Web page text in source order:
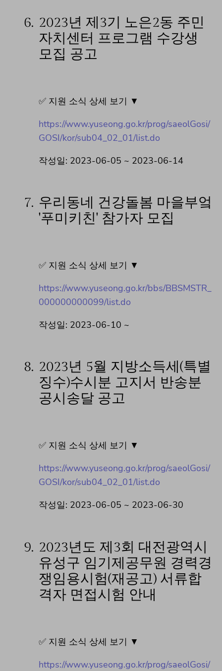
6. 2023년 제3기 노은2동 주민
자치센터 프로그램 수강생
모집 공고
✅ 지원 소식 상세 보기 ▼
https://www.yuseong.go.kr/prog/saeolGosi/
GOSI/kor/sub04_02_01/list.do
작성일: 2023-06-05 ~ 2023-06-14
7. 우리동네 건강돌봄 마을부엌
'푸미키친' 참가자 모집
✅ 지원 소식 상세 보기 ▼
https://www.yuseong.go.kr/bbs/BBSMSTR_
000000000099/list.do
작성일: 2023-06-10 ~
8. 2023년 5월 지방소득세(특별
징수)수시분 고지서 반송분
공시송달 공고
✅ 지원 소식 상세 보기 ▼
https://www.yuseong.go.kr/prog/saeolGosi/
GOSI/kor/sub04_02_01/list.do
작성일: 2023-06-05 ~ 2023-06-30
9. 2023년도 제3회 대전광역시
유성구 임기제공무원 경력경
쟁임용시험(재공고) 서류합
격자 면접시험 안내
✅ 지원 소식 상세 보기 ▼
https://www.yuseong.go.kr/prog/saeolGosi/